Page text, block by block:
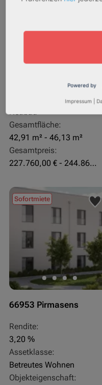
3,60 %
Objekteigenschaft:
Neubau
Gesamtfläche:
42,91 m² - 46,13 m²
Gesamtpreis:
227.760,00 € - 244.860,00 €
Sofortmiete
66953 Pirmasens
Rendite:
3,20 %
Assetklasse:
Betreutes Wohnen
Objekteigenschaft:
Powered by
Impressum